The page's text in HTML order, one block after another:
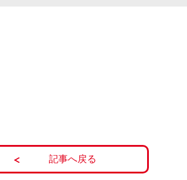
記事へ戻る